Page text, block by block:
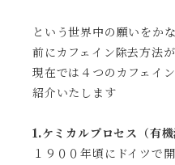
という世界中の願いをか
前にカフェイン除去方法
現在では４つのカフェイ
紹介いたします
1.ケミカルプロセス（有機
１９００年頃にドイツで